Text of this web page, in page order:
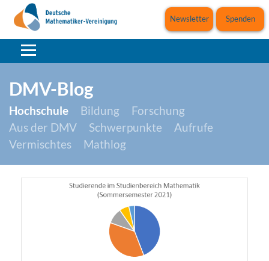
Spenden
Newsletter
DMV-Blog
Hochschule Bildung
Forschung
Aus der DMV
Schwerpunkte
Aufrufe
Vermischtes
Mathlog